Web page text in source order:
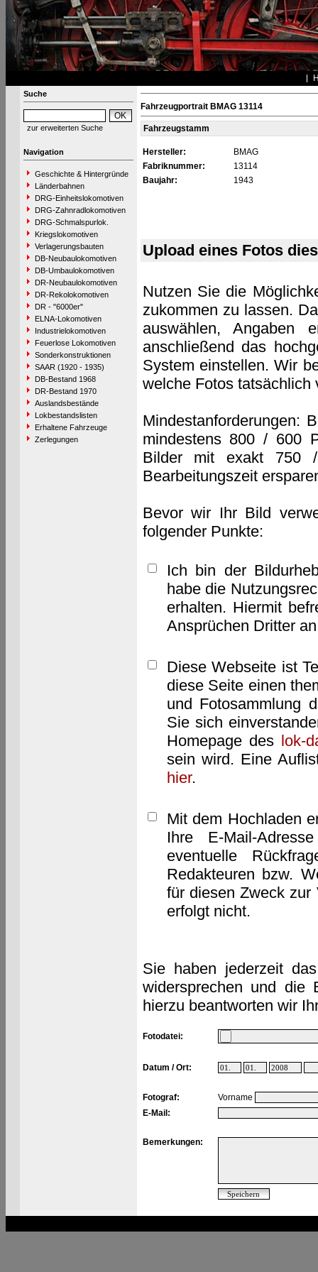
Suche
zur erweiterten Suche
Navigation
Geschichte & Hintergründe
Länderbahnen
DRG-Einheitslokomotiven
DRG-Zahnradlokomotiven
DRG-Schmalspurlok.
Kriegslokomotiven
Verlagerungsbauten
DB-Neubaulokomotiven
DB-Umbaulokomotiven
DR-Neubaulokomotiven
DR-Rekolokomotiven
DR - "6000er"
ELNA-Lokomotiven
Industrielokomotiven
Feuerlose Lokomotiven
Sonderkonstruktionen
SAAR (1920 - 1935)
DB-Bestand 1968
DR-Bestand 1970
Auslandsbestände
Lokbestandslisten
Erhaltene Fahrzeuge
Zerlegungen
Fahrzeugportrait BMAG 13114
Fahrzeugstamm
Hersteller:
BMAG
Fabriknummer:
13114
Baujahr:
1943
Upload eines Fotos
Nutzen Sie die
zukommen zu lassen.
auswählen, Angaben
anschließend das
System einstellen. Wir
welche Fotos tatsächlich
Mindestanforderungen:
mindestens 800 / 600
Bilder mit exakt 750
Bearbeitungszeit
Bevor wir Ihr Bild
folgender Punkte:
Ich bin der
habe die
erhalten. Hiermit
Ansprüchen Dritter
Diese Webseite ist
diese Seite einen
und Fotosammlung
Sie sich
Homepage des lok-
sein wird. Eine
hier.
Mit dem Hochladen
Ihre E-Mail-
eventuelle
Redakteuren bzw.
für diesen Zweck zur
erfolgt nicht.
Sie haben jederzeit
widersprechen und die
hierzu beantworten wir
Fotodatei:
Datum / Ort:
Fotograf:
Vorname
E-Mail:
Bemerkungen: